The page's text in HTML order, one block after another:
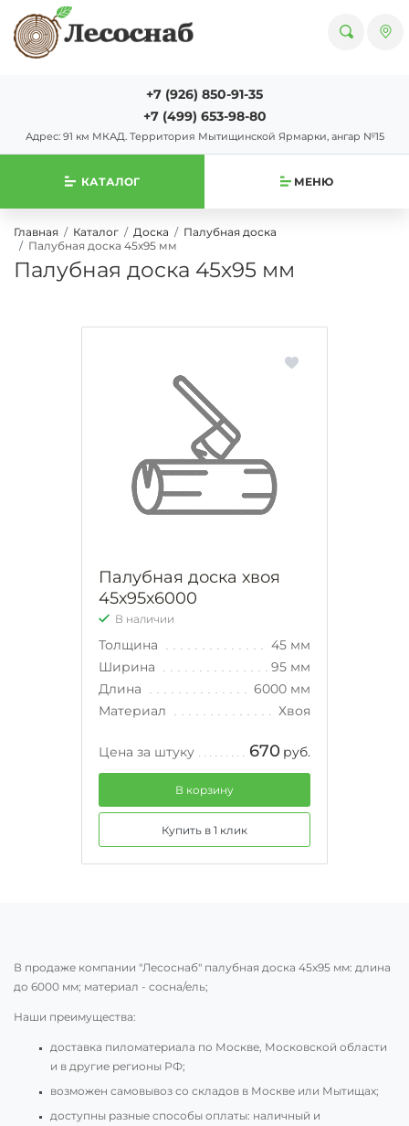
+7 (926) 850-91-35
+7 (499) 653-98-80
Адрес: 91 км МКАД. Территория Мытищинской Ярмарки, ангар №15
КАТАЛОГ МЕНЮ
Главная Каталог Доска
Палубная доска
Палубная доска 45х95 мм
Палубная доска 45х95 мм
Палубная доска хвоя
45х95х6000
В наличии
Толщина
45 мм
Ширина
95 мм
Длина
6000 мм
Материал
Хвоя
Цена за штуку 670 руб.
В корзину
Купить в 1 клик
В продаже компании "Лесоснаб" палубная доска 45х95 мм: длина
до 6000 мм; материал - сосна/ель;
Наши преимущества:
доставка пиломатериала по Москве, Московской области
и в другие регионы РФ;
возможен самовывоз со складов в Москве или Мытищах;
доступны разные способы оплаты: наличный и